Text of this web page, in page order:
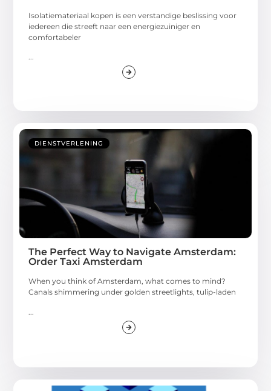
Isolatiemateriaal kopen is een verstandige beslissing voor
iedereen die streeft naar een energiezuiniger en
comfortabeler
...
DIENSTVERLENING
The Perfect Way to Navigate Amsterdam:
Order Taxi Amsterdam
When you think of Amsterdam, what comes to mind?
Canals shimmering under golden streetlights, tulip-laden